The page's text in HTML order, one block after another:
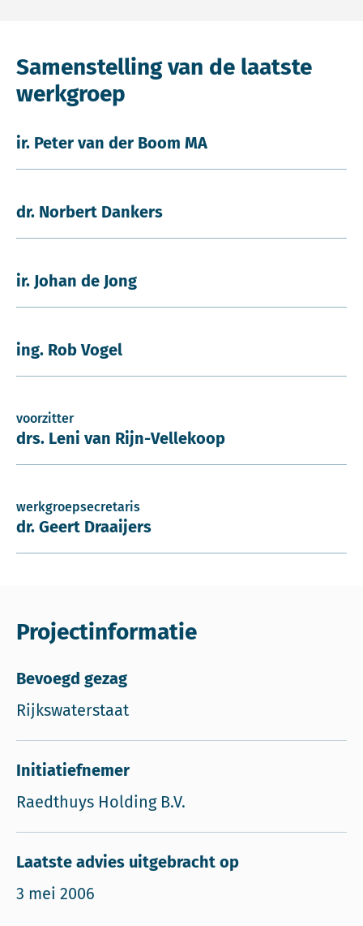
Samenstelling van de laatste
werkgroep
ir. Peter van der Boom MA
dr. Norbert Dankers
ir. Johan de Jong
ing. Rob Vogel
voorzitter
drs. Leni van Rijn-Vellekoop
werkgroepsecretaris
dr. Geert Draaijers
Projectinformatie
Bevoegd gezag
Rijkswaterstaat
Initiatiefnemer
Raedthuys Holding B.V.
Laatste advies uitgebracht op
3 mei 2006